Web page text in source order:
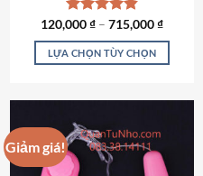
Được xếp
hạng4.85
5 sao
120,000₫ – 715,000₫
LỰA CHỌN TÙY CHỌN
có
nhiều
biến
Giảm giá!